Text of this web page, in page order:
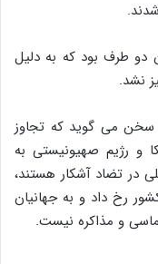
دو طرف بود که به دلیل
نشد.
سخن می گوید که تجاوز
و رژیم صهیونیستی به
در تضاد آشکار هستند،
رخ داد و به جهانیان
و مذاکره نیست.